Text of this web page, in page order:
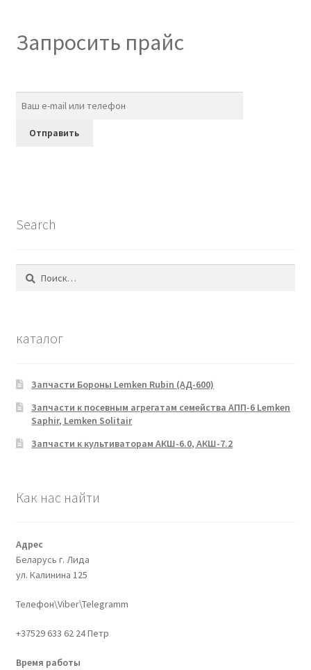
Запросить прайс
Search
Найти:
каталог
Запчасти Бороны Lemken Rubin (АД-600)
Запчасти к посевным агрегатам семейства АПП-6 Lemken
Saphir, Lemken Solitair
Запчасти к культиваторам АКШ-6.0, АКШ-7.2
Как нас найти
Адрес
Беларусь г. Лида
ул. Калинина 125
Телефон\Viber\Telegramm
+37529 633 62 24 Петр
Время работы